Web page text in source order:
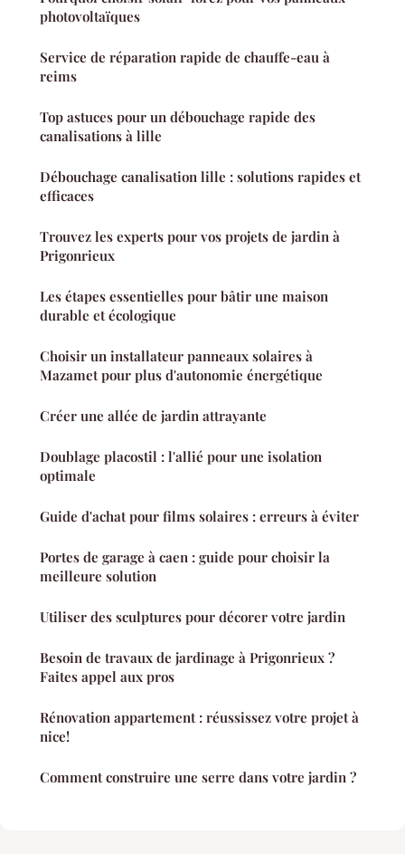
photovoltaïques
Service de réparation rapide de chauffe-eau à
reims
Top astuces pour un débouchage rapide des
canalisations à lille
Débouchage canalisation lille : solutions rapides et
efficaces
Trouvez les experts pour vos projets de jardin à
Prigonrieux
Les étapes essentielles pour bâtir une maison
durable et écologique
Choisir un installateur panneaux solaires à
Mazamet pour plus d'autonomie énergétique
Créer une allée de jardin attrayante
Doublage placostil : l'allié pour une isolation
optimale
Guide d'achat pour films solaires : erreurs à éviter
Portes de garage à caen : guide pour choisir la
meilleure solution
Utiliser des sculptures pour décorer votre jardin
Besoin de travaux de jardinage à Prigonrieux ?
Faites appel aux pros
Rénovation appartement : réussissez votre projet à
nice!
Comment construire une serre dans votre jardin ?